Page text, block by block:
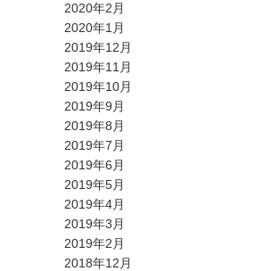
2020年2月
2020年1月
2019年12月
2019年11月
2019年10月
2019年9月
2019年8月
2019年7月
2019年6月
2019年5月
2019年4月
2019年3月
2019年2月
2018年12月